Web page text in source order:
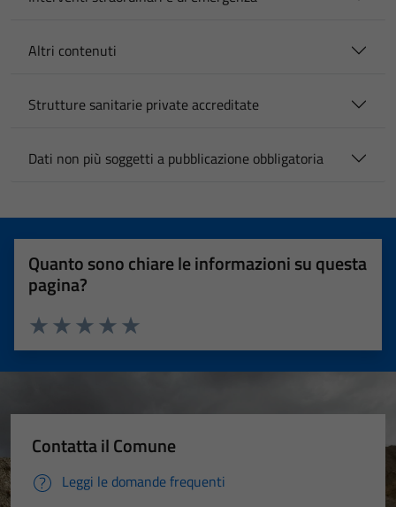
Altri contenuti
Strutture sanitarie private accreditate
Dati non più soggetti a pubblicazione obbligatoria
Quanto sono chiare le informazioni su questa
pagina?
Valuta 5 stelle su 5
Valuta 4 stelle su 5
Valuta 3 stelle su 5
Valuta 2 stelle su 5
Valuta 1 stelle su 5
Contatta il Comune
Leggi le domande frequenti